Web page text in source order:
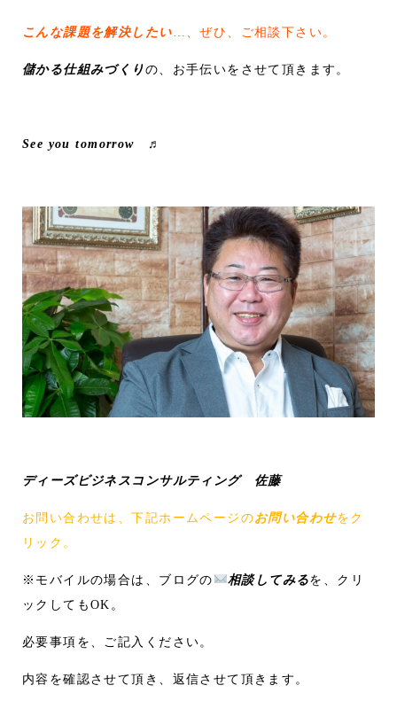
こんな課題を解決したい …、ぜひ、ご相談下さい。
儲かる仕組みづくりの、お手伝いをさせて頂きます。
See you tomorrow ♬
ディーズビジネスコンサルティング 佐藤
お問い合わせは、下記ホームページのお問い合わせをク
リック。
※モバイルの場合は、ブログの 相談してみるを、クリ
ックしてもOK。
必要事項を、ご記入ください。
内容を確認させて頂き、返信させて頂きます。